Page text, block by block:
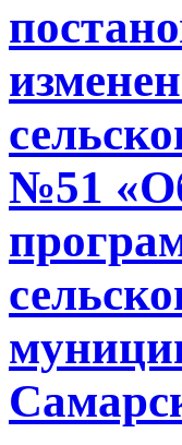
№51